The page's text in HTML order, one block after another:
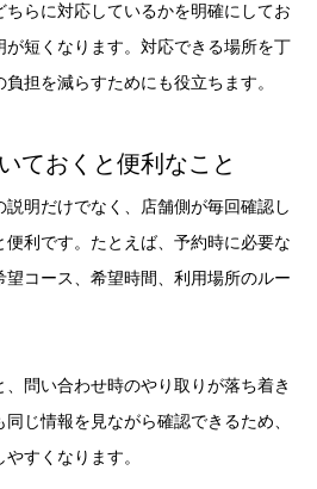
らに対応しているかを明確にしてお
が短くなります。対応できる場所を丁
担を減らすためにも役立ちます。
ておくと便利なこと
明だけでなく、店舗側が毎回確認し
利です。たとえば、予約時に必要な
コース、希望時間、利用場所のルー
問い合わせ時のやり取りが落ち着き
じ情報を見ながら確認できるため、
すくなります。